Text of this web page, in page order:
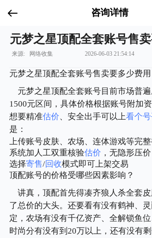
咨询详情
元梦之星顶配全套账号售
来源: 网络收集 2026-06-03 21:54:14
元梦之星顶配全套账号售卖要多少费用
元梦之星顶配全套账号目前市场普
1500元区间，具体价格根据账号附加资
想要精准估价、安全出手可以上看个
是：
上传账号皮肤、农场、连体游戏等完整
系统加人工双重核验估价 ，无隐形压价
选择寄售/回收模式即可上架交易
顶配账号的价格受哪些因素影响？
讲真，顶配首先得凑齐狼人杀全套
了总价的大头。还要看有没有鹤神、
定，农场有没有千亿资产、全解锁鱼位
时尚分有没有到20万以上，还有没有